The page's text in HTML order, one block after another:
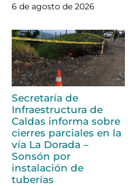
6 de agosto de 2026
Secretaría de
Infraestructura de
Caldas informa sobre
cierres parciales en la
vía La Dorada –
Sonsón por
instalación de
tuberías